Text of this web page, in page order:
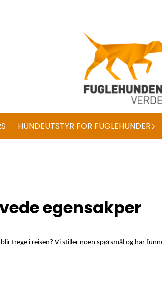
HUNDEUTSTYR FOR FUGLEHUNDER
egensakper
trege i reisen? Vi stiller noen spørsmål og har